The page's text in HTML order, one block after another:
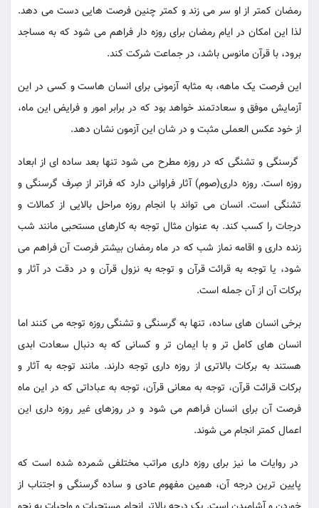
رمضان کمتر از او سر می زند و کمتر چنین فرصت هایی دست می دهد.
لذا این امکان در ایام رمضان برای روزه دار فراهم می شود که به مساجد
برود، با قرآن مانوس باشد، در جماعت شرکت کند.
این فرصت یک ماهه، به مثابه آزمونی برای انسان هاست و کسی در این
آزمایش موفق و سعادتمند خواهد بود که در برابر امور و فرایض این ماه،
از خود عکس العملی مثبت و در شان این آزمون نشان دهد.
گرسنگی و تشنگی که در روزه مطرح می شود تنها بعد ساده ای از ابعاد
روزه است. روزه داری(صوم) آثار فراوانی دارد که فراتر از صِرف گرسنگی و
تشنگی است. انسان می تواند با انجام روزه مراحل بالایی از کمالات و
درجات را کسب کند. به عنوان مثال توجه به کارهای مستحبی مانند شب
زنده داری و اقامه نماز شب که در ماه رمضان بیشتر فرصت آن فراهم می
شود، یا توجه به قرائت قرآن و توجه به نزول قرآن و در دقت در آثار و
برکات آن از آن جمله است.
برخی انسان های ساده، تنها به گرسنگی و تشنگی روزه توجه می کنند اما
انسان های کامل تر و با ایمان تر و کسانی که به دنبال سعادت ابدی
هستند به برکات بالاتری از روزه داری توجه دارند. مانند توجه به آثار و
برکات قرائت قرآن، توجه به معانی قرآن، توجه به عباداتی که در این ماه
فرصت آن برای انسان فراهم می شود و در روزهای غیر روزه داری این
اعمال کمتر انجام می شوند.
در روایات ما نیز برای روزه داری مراتب مختلفی شمرده شده است که
پایین ترین درجه آن، همین مفهوم عادی و ساده گرسنگی و اجتناب از